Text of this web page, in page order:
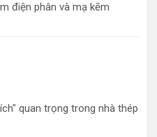
điện phân và mạ kẽm
quan trọng trong nhà thép